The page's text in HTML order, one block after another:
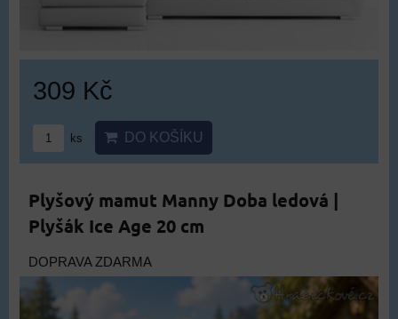
309 Kč
ks DO KOŠÍKU
Plyšový mamut Manny Doba ledová |
Plyšák Ice Age 20 cm
DOPRAVA ZDARMA